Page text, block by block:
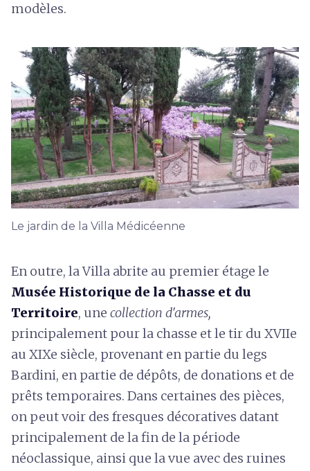
modèles.
Le jardin de la Villa Médicéenne
En outre, la Villa abrite au premier étage le
Musée Historique de la Chasse et du
Territoire, une collection d'armes,
principalement pour la chasse et le tir du XVIIe
au XIXe siècle, provenant en partie du legs
Bardini, en partie de dépôts, de donations et de
prêts temporaires. Dans certaines des pièces,
on peut voir des fresques décoratives datant
principalement de la fin de la période
néoclassique, ainsi que la vue avec des ruines